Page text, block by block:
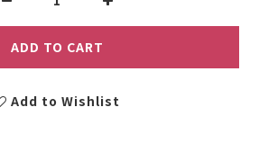
ADD TO CART
Add to Wishlist